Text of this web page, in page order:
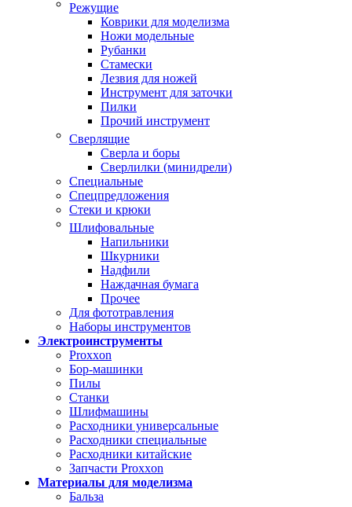
Режущие
Коврики для моделизма
Ножи модельные
Рубанки
Стамески
Лезвия для ножей
Инструмент для заточки
Пилки
Прочий инструмент
Сверлящие
Сверла и боры
Сверлилки (минидрели)
Специальные
Спецпредложения
Стеки и крюки
Шлифовальные
Напильники
Шкурники
Надфили
Наждачная бумага
Прочее
Для фототравления
Наборы инструментов
Электроинструменты
Proxxon
Бор-машинки
Пилы
Станки
Шлифмашины
Расходники универсальные
Расходники специальные
Расходники китайские
Запчасти Proxxon
Материалы для моделизма
Бальза